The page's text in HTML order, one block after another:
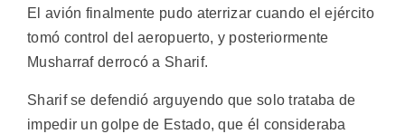
El avión finalmente pudo aterrizar cuando el ejército
tomó control del aeropuerto, y posteriormente
Musharraf derrocó a Sharif.
Sharif se defendió arguyendo que solo trataba de
impedir un golpe de Estado, que él consideraba